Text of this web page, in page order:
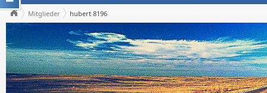
Mitglieder hubert 8196